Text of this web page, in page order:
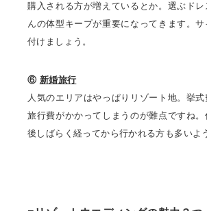
購入される方が増えているとか。選ぶドレ
んの体型キープが重要になってきます。
付けましょう。
⑥ 新婚旅行
人気のエリアはやっぱりリゾート地。挙
旅行費がかかってしまうのが難点ですね
後しばらく経ってから行かれる方も多いよ